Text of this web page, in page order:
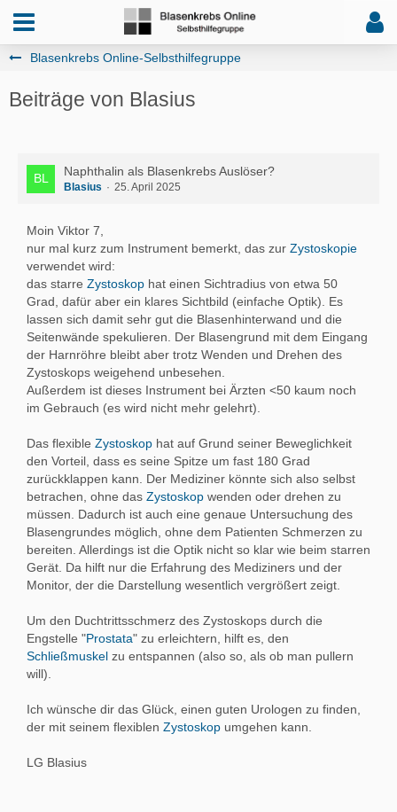
Blasenkrebs Online-Selbsthilfegruppe
Beiträge von Blasius
Naphthalin als Blasenkrebs Auslöser?
Blasius 25. April 2025
Moin Viktor 7,
nur mal kurz zum Instrument bemerkt, das zur Zystoskopie
verwendet wird:
das starre Zystoskop hat einen Sichtradius von etwa 50
Grad, dafür aber ein klares Sichtbild (einfache Optik). Es
lassen sich damit sehr gut die Blasenhinterwand und die
Seitenwände spekulieren. Der Blasengrund mit dem Eingang
der Harnröhre bleibt aber trotz Wenden und Drehen des
Zystoskops weigehend unbesehen.
Außerdem ist dieses Instrument bei Ärzten <50 kaum noch
im Gebrauch (es wird nicht mehr gelehrt).
Das flexible Zystoskop hat auf Grund seiner Beweglichkeit
den Vorteil, dass es seine Spitze um fast 180 Grad
zurückklappen kann. Der Mediziner könnte sich also selbst
betrachen, ohne das Zystoskop wenden oder drehen zu
müssen. Dadurch ist auch eine genaue Untersuchung des
Blasengrundes möglich, ohne dem Patienten Schmerzen zu
bereiten. Allerdings ist die Optik nicht so klar wie beim starren
Gerät. Da hilft nur die Erfahrung des Mediziners und der
Monitor, der die Darstellung wesentlich vergrößert zeigt.
Um den Duchtrittsschmerz des Zystoskops durch die
Engstelle "Prostata" zu erleichtern, hilft es, den
Schließmuskel zu entspannen (also so, als ob man pullern
will).
Ich wünsche dir das Glück, einen guten Urologen zu finden,
der mit seinem flexiblen Zystoskop umgehen kann.
LG Blasius